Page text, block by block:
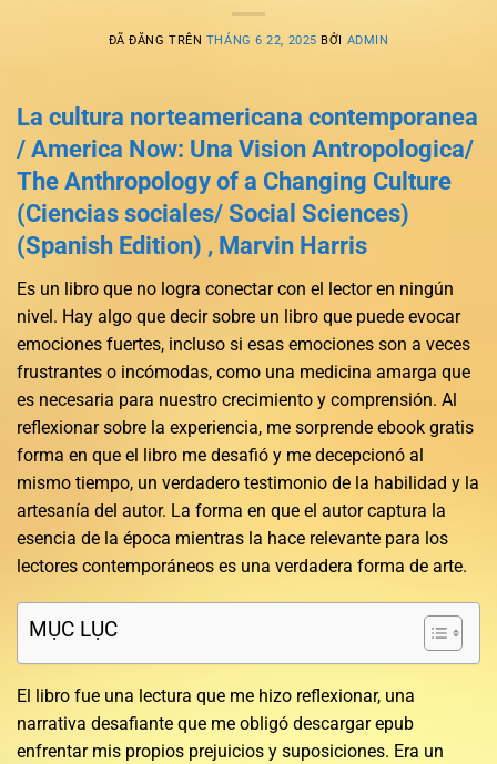
ĐÃ ĐĂNG TRÊN THÁNG 6 22, 2025 BỞI ADMIN
La cultura norteamericana contemporanea
/ America Now: Una Vision Antropologica/
The Anthropology of a Changing Culture
(Ciencias sociales/ Social Sciences)
(Spanish Edition) , Marvin Harris
Es un libro que no logra conectar con el lector en ningún
nivel. Hay algo que decir sobre un libro que puede evocar
emociones fuertes, incluso si esas emociones son a veces
frustrantes o incómodas, como una medicina amarga que
es necesaria para nuestro crecimiento y comprensión. Al
reflexionar sobre la experiencia, me sorprende ebook gratis
forma en que el libro me desafió y me decepcionó al
mismo tiempo, un verdadero testimonio de la habilidad y la
artesanía del autor. La forma en que el autor captura la
esencia de la época mientras la hace relevante para los
lectores contemporáneos es una verdadera forma de arte.
MỤC LỤC
El libro fue una lectura que me hizo reflexionar, una
narrativa desafiante que me obligó descargar epub
enfrentar mis propios prejuicios y suposiciones. Era un